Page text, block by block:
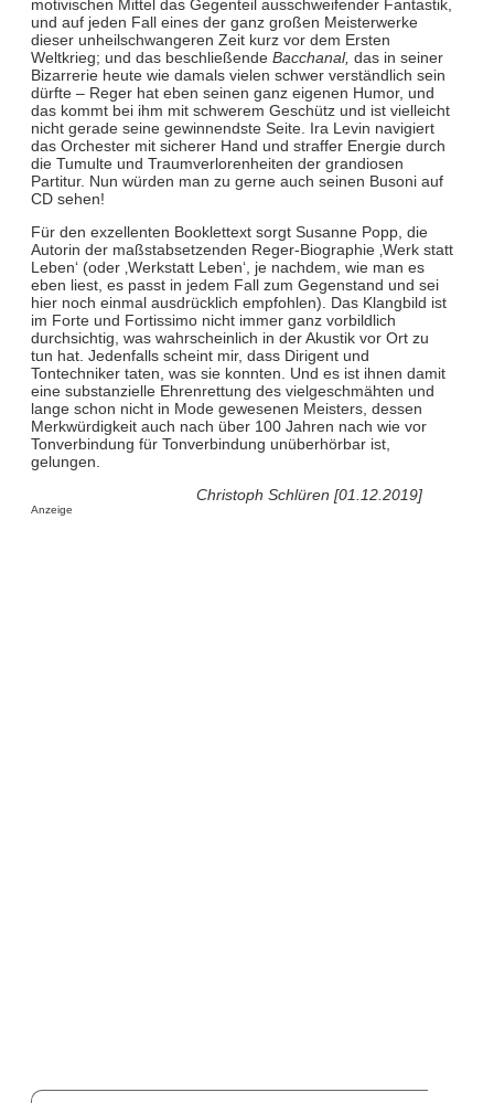
motivischen Mittel das Gegenteil ausschweifender Fantastik,
und auf jeden Fall eines der ganz großen Meisterwerke
dieser unheilschwangeren Zeit kurz vor dem Ersten
Weltkrieg; und das beschließende Bacchanal, das in seiner
Bizarrerie heute wie damals vielen schwer verständlich sein
dürfte – Reger hat eben seinen ganz eigenen Humor, und
das kommt bei ihm mit schwerem Geschütz und ist vielleicht
nicht gerade seine gewinnendste Seite. Ira Levin navigiert
das Orchester mit sicherer Hand und straffer Energie durch
die Tumulte und Traumverlorenheiten der grandiosen
Partitur. Nun würden man zu gerne auch seinen Busoni auf
CD sehen!
Für den exzellenten Booklettext sorgt Susanne Popp, die
Autorin der maßstabsetzenden Reger-Biographie ‚Werk statt
Leben‘ (oder ‚Werkstatt Leben‘, je nachdem, wie man es
eben liest, es passt in jedem Fall zum Gegenstand und sei
hier noch einmal ausdrücklich empfohlen). Das Klangbild ist
im Forte und Fortissimo nicht immer ganz vorbildlich
durchsichtig, was wahrscheinlich in der Akustik vor Ort zu
tun hat. Jedenfalls scheint mir, dass Dirigent und
Tontechniker taten, was sie konnten. Und es ist ihnen damit
eine substanzielle Ehrenrettung des vielgeschmähten und
lange schon nicht in Mode gewesenen Meisters, dessen
Merkwürdigkeit auch nach über 100 Jahren nach wie vor
Tonverbindung für Tonverbindung unüberhörbar ist,
gelungen.
Christoph Schlüren [01.12.2019]
Anzeige